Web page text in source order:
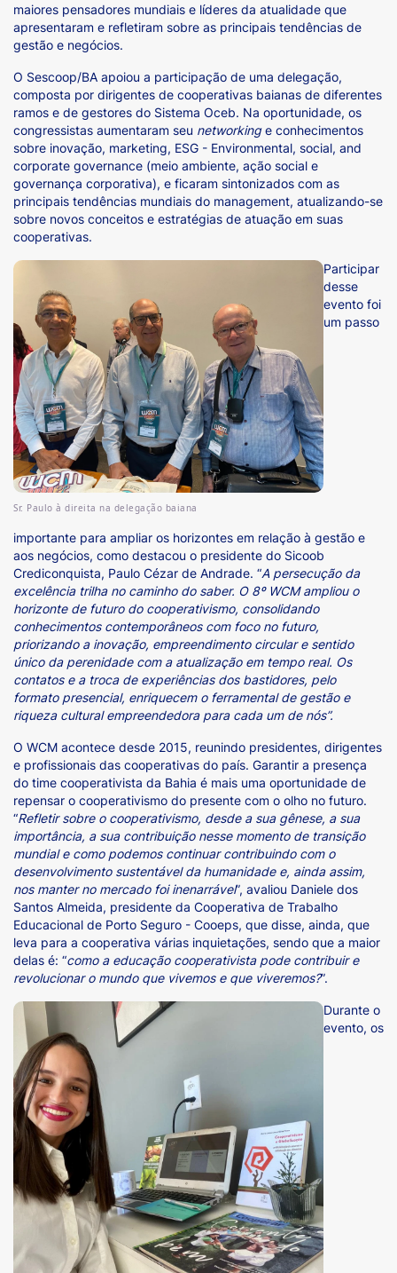
maiores pensadores mundiais e líderes da atualidade que
apresentaram e refletiram sobre as principais tendências de
gestão e negócios.
O Sescoop/BA apoiou a participação de uma delegação,
composta por dirigentes de cooperativas baianas de diferentes
ramos e de gestores do Sistema Oceb. Na oportunidade, os
congressistas aumentaram seu networkinge conhecimentos
sobre inovação, marketing, ESG - Environmental, social, and
corporate governance (meio ambiente, ação social e
governança corporativa), e ficaram sintonizados com as
principais tendências mundiais do management, atualizando-se
sobre novos conceitos e estratégias de atuação em suas
cooperativas.
Sr. Paulo à direita na delegação baiana
Participar
desse
evento foi
um passo
importante para ampliar os horizontes em relação à gestão e
aos negócios, como destacou o presidente do Sicoob
Crediconquista, Paulo Cézar de Andrade. “A persecução da
excelência trilha no caminho do saber. O 8º WCM ampliou o
horizonte de futuro do cooperativismo, consolidando
conhecimentos contemporâneos com foco no futuro,
priorizando a inovação, empreendimento circular e sentido
único da perenidade com a atualização em tempo real. Os
contatos e a troca de experiências dos bastidores, pelo
formato presencial, enriquecem o ferramental de gestão e
riqueza cultural empreendedora para cada um de nós”.
O WCM acontece desde 2015, reunindo presidentes, dirigentes
e profissionais das cooperativas do país. Garantir a presença
do time cooperativista da Bahia é mais uma oportunidade de
repensar o cooperativismo do presente com o olho no futuro.
“Refletir sobre o cooperativismo, desde a sua gênese, a sua
importância, a sua contribuição nesse momento de transição
mundial e como podemos continuar contribuindo com o
desenvolvimento sustentável da humanidade e, ainda assim,
nos manter no mercado foi inenarrável”, avaliou Daniele dos
Santos Almeida, presidente da Cooperativa de Trabalho
Educacional de Porto Seguro - Cooeps, que disse, ainda, que
leva para a cooperativa várias inquietações, sendo que a maior
delas é: “como a educação cooperativista pode contribuir e
revolucionar o mundo que vivemos e que viveremos?”.
Durante o
evento, os